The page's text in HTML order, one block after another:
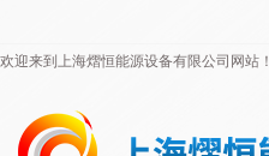
欢迎来到上海熠恒能源设备有限公司网站！